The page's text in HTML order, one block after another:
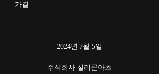
가결
2024년 7월 5일
주식회사 실리콘아츠